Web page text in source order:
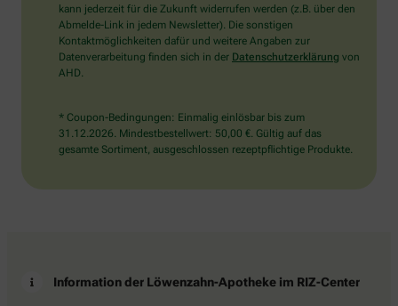
Stern.
kann jederzeit für die Zukunft widerrufen werden (z.B. über den
Abmelde-Link in jedem Newsletter). Die sonstigen
Kontaktmöglichkeiten dafür und weitere Angaben zur
Datenverarbeitung finden sich in der Datenschutzerklärung von
AHD.
* Coupon-Bedingungen: Einmalig einlösbar bis zum
31.12.2026. Mindestbestellwert: 50,00 €. Gültig auf das
gesamte Sortiment, ausgeschlossen rezeptpflichtige Produkte.
Information der Löwenzahn-Apotheke im RIZ-Center